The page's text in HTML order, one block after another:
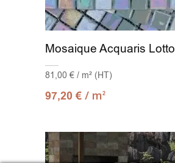
Mosaique Acquaris Lotto
81,00 € / m² (HT)
97,20€ / m2